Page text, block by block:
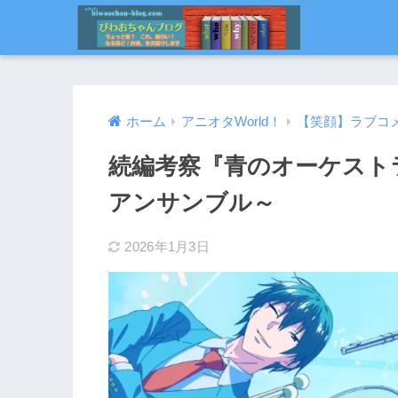
ホーム アニオタWorld！ 【笑顔】ラブコ
続編考察『青のオーケス
アンサンブル～
2026年1月3日